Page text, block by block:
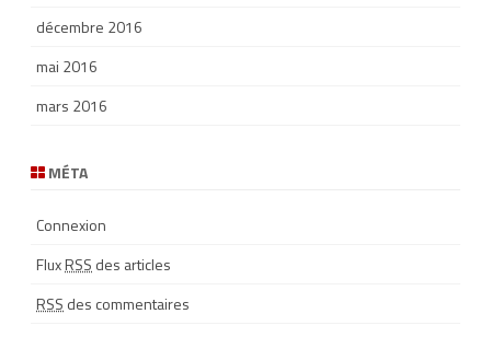
décembre 2016
mai 2016
mars 2016
MÉTA
Connexion
FluxRSS des articles
RSS des commentaires